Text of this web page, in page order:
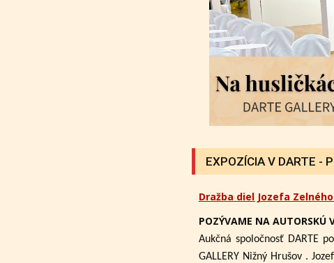
EXPOZÍCIA V DARTE
Dražba diel Jozefa
POZÝVAME NA AUTORSKÚ
Aukčná spoločnosť DARTE
GALLERY Nižný Hrušov .